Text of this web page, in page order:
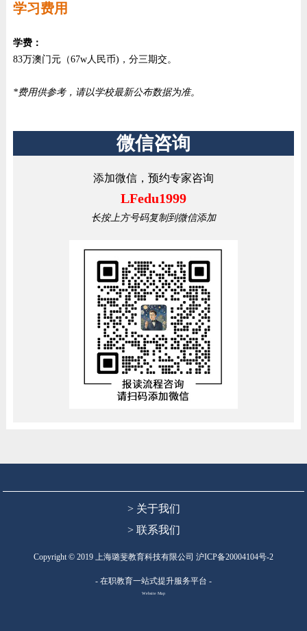
学习费用
学费：
83万澳门元（67w人民币)，分三期交。
*费用供参考，请以学校最新公布数据为准。
微信咨询
添加微信，预约专家咨询
LFedu1999
长按上方号码复制到微信添加
> 关于我们
> 联系我们
Copyright © 2019 上海璐斐教育科技有限公司 沪ICP备20004104号-2
- 在职教育一站式提升服务平台 -
Website Map